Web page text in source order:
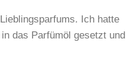
Ich hatte
das Parfümöl gesetzt und